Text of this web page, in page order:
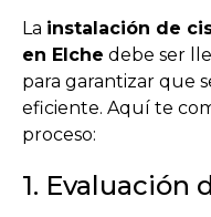
La instalación de
en Elche debe ser
para garantizar que
eficiente. Aquí te
proceso:
1. Evaluación